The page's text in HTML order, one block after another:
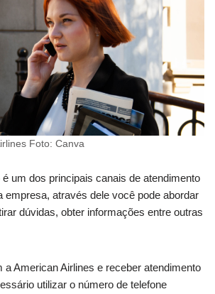
Foto: Canva
um dos principais canais de atendimento
empresa, através dele você pode abordar
dúvidas, obter informações entre outras
a American Airlines e receber atendimento
utilizar o número de telefone